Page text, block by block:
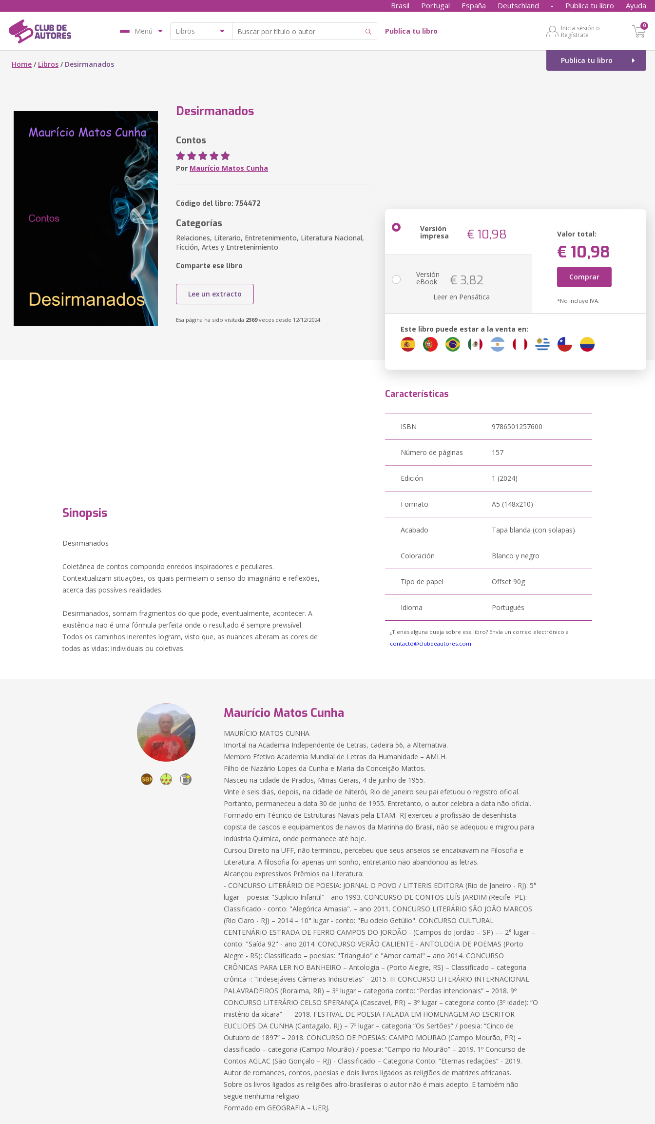
Brasil Portugal España Deutschland - Publica tu libro Ayuda
Menú Publica tu libro
Inicia sesión o
Regístrate
0
Publica tu libro
Home / Libros / Desirmanados
Desirmanados
Contos
Por Maurício Matos Cunha
Código del libro: 754472
Categorías
Relaciones, Literario, Entretenimiento, Literatura Nacional,
Ficción, Artes y Entretenimiento
Comparte ese libro
Lee un extracto
Esa página ha sido visitada 2369veces desde 12/12/2024
Versión
impresa € 10,98 Valor total:
€ 10,98
Comprar
*No incluye IVA.
Versión
eBook € 3,82
Leer en Pensática
Este libro puede estar a la venta en:
Sinopsis
Desirmanados
Coletânea de contos compondo enredos inspiradores e peculiares.
Contextualizam situações, os quais permeiam o senso do imaginário e reflexões,
acerca das possíveis realidades.
Desirmanados, somam fragmentos do que pode, eventualmente, acontecer. A
existência não é uma fórmula perfeita onde o resultado é sempre previsível.
Todos os caminhos inerentes logram, visto que, as nuances alteram as cores de
todas as vidas: individuais ou coletivas.
Características
ISBN 9786501257600
Número de páginas 157
Edición 1 (2024)
Formato A5 (148x210)
Acabado Tapa blanda (con solapas)
Coloración Blanco y negro
Tipo de papel Offset 90g
Idioma Portugués
¿Tienes alguna queja sobre ese libro? Envía un correo electrónico a
contacto@clubdeautores.com
Maurício Matos Cunha
MAURÍCIO MATOS CUNHA
Imortal na Academia Independente de Letras, cadeira 56, a Alternativa.
Membro Efetivo Academia Mundial de Letras da Humanidade – AMLH.
Filho de Nazário Lopes da Cunha e Maria da Conceição Mattos.
Nasceu na cidade de Prados, Minas Gerais, 4 de junho de 1955.
Vinte e seis dias, depois, na cidade de Niterói, Rio de Janeiro seu pai efetuou o registro oficial.
Portanto, permaneceu a data 30 de junho de 1955. Entretanto, o autor celebra a data não oficial.
Formado em Técnico de Estruturas Navais pela ETAM- RJ exerceu a profissão de desenhista-
copista de cascos e equipamentos de navios da Marinha do Brasil, não se adequou e migrou para
Indústria Química, onde permanece até hoje.
Cursou Direito na UFF, não terminou, percebeu que seus anseios se encaixavam na Filosofia e
Literatura. A filosofia foi apenas um sonho, entretanto não abandonou as letras.
Alcançou expressivos Prêmios na Literatura:
- CONCURSO LITERÁRIO DE POESIA: JORNAL O POVO / LITTERIS EDITORA (Rio de Janeiro - RJ): 5°
lugar – poesia: "Suplicio Infantil" - ano 1993. CONCURSO DE CONTOS LUÍS JARDIM (Recife- PE):
Classificado - conto: "Alegórica Amasia". – ano 2011. CONCURSO LITERÁRIO SÃO JOÃO MARCOS
(Rio Claro - RJ) – 2014 – 10° lugar - conto: "Eu odeio Getúlio". CONCURSO CULTURAL
CENTENÁRIO ESTRADA DE FERRO CAMPOS DO JORDÃO - (Campos do Jordão – SP) –– 2° lugar –
conto: "Saída 92" - ano 2014. CONCURSO VERÃO CALIENTE - ANTOLOGIA DE POEMAS (Porto
Alegre - RS): Classificado – poesias: "Triangulo" e "Amor carnal" – ano 2014. CONCURSO
CRÔNICAS PARA LER NO BANHEIRO – Antologia – (Porto Alegre, RS) – Classificado – categoria
crônica -: “Indesejáveis Câmeras Indiscretas” - 2015. III CONCURSO LITERÁRIO INTERNACIONAL
PALAVRADEIROS (Roraima, RR) – 3º lugar – categoria conto: “Perdas intencionais” – 2018. 9º
CONCURSO LITERÁRIO CELSO SPERANÇA (Cascavel, PR) – 3º lugar – categoria conto (3º idade): “O
mistério da xícara” - – 2018. FESTIVAL DE POESIA FALADA EM HOMENAGEM AO ESCRITOR
EUCLIDES DA CUNHA (Cantagalo, RJ) – 7º lugar – categoria “Os Sertões” / poesia: “Cinco de
Outubro de 1897” – 2018. CONCURSO DE POESIAS: CAMPO MOURÃO (Campo Mourão, PR) –
classificado – categoria (Campo Mourão) / poesia: “Campo rio Mourão” – 2019. 1º Concurso de
Contos AGLAC (São Gonçalo – RJ) - Classificado – Categoria Conto: “Eternas redações” - 2019.
Autor de romances, contos, poesias e dois livros ligados as religiões de matrizes africanas.
Sobre os livros ligados as religiões afro-brasileiras o autor não é mais adepto. E também não
segue nenhuma religião.
Formado em GEOGRAFIA – UERJ.